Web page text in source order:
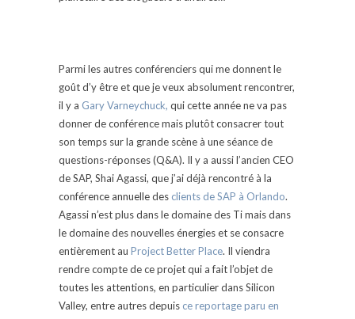
Parmi les autres conférenciers qui me donnent le
goût d’y être et que je veux absolument rencontrer,
il y a Gary Varneychuck, qui cette année ne va pas
donner de conférence mais plutôt consacrer tout
son temps sur la grande scène à une séance de
questions-réponses (Q&A). Il y a aussi l’ancien CEO
de SAP, Shai Agassi, que j’ai déjà rencontré à la
conférence annuelle des clients de SAP à Orlando.
Agassi n’est plus dans le domaine des Ti mais dans
le domaine des nouvelles énergies et se consacre
entièrement au Project Better Place. Il viendra
rendre compte de ce projet qui a fait l’objet de
toutes les attentions, en particulier dans Silicon
Valley, entre autres depuis ce reportage paru en